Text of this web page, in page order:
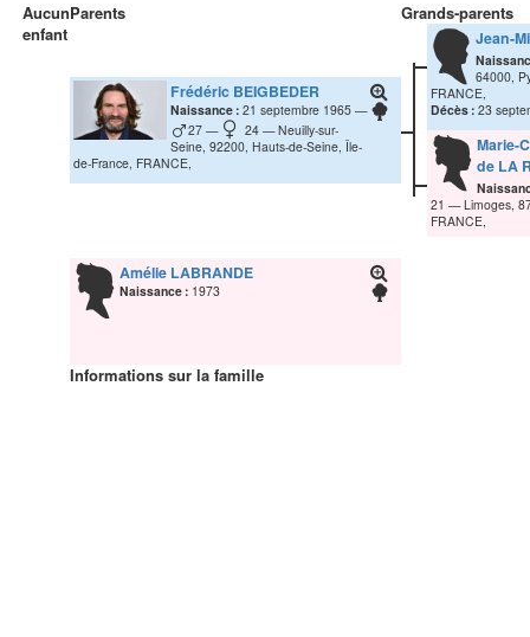
Aucun
enfant
Parents Grands-parents
FrédéricBEIGBEDER
Naissance : 21 septembre 1965
27
24
Neuilly-sur-
Seine, 92200, Hauts-de-Seine, Île-
de-France, FRANCE,
Jean-
64000,
FRANCE,
Décès : 23
Marie-
de LA
21
Limoges,
FRANCE,
Amélie LABRANDE
Naissance : 1973
Informations sur la famille